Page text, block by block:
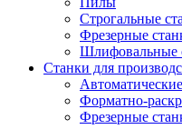
Строгальные
Фрезерные
Шлифовальные
Станки для
Форматно-
Фрезерные